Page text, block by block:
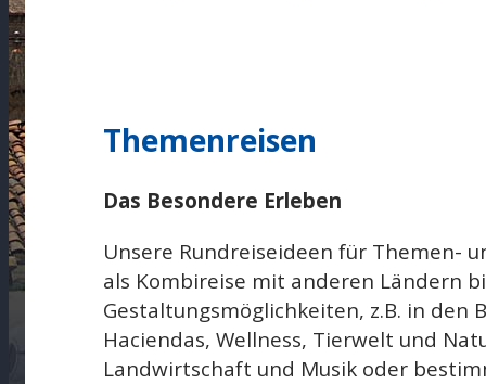
Themenreisen
Das Besondere Erleben
Unsere Rundreiseideen für Themen-
als Kombireise mit anderen Ländern
Gestaltungsmöglichkeiten, z.B. in den
Haciendas, Wellness, Tierwelt und
Landwirtschaft und Musik oder